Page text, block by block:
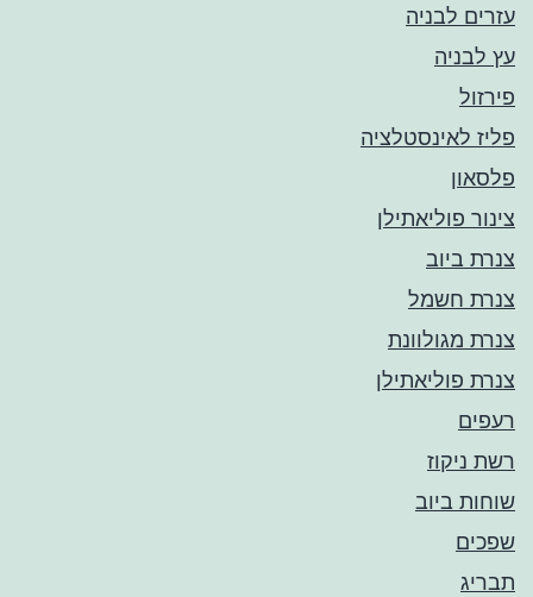
עזרים לבניה
עץ לבניה
פירזול
פליז לאינסטלציה
פלסאון
צינור פוליאתילן
צנרת ביוב
צנרת חשמל
צנרת מגולוונת
צנרת פוליאתילן
רעפים
רשת ניקוז
שוחות ביוב
שפכים
תבריג